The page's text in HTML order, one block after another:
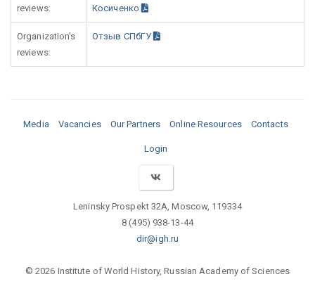
reviews:
Косиченко
Organization's
reviews:
Отзыв СПбГУ
Media Vacancies Our Partners Online Resources Contacts
Login
Leninsky Prospekt 32A, Moscow, 119334
8 (495) 938-13-44
dir@igh.ru
© 2026 Institute of World History, Russian Academy of Sciences